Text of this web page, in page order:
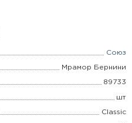
Союз
Мрамор Бернини
89733
шт
Classic